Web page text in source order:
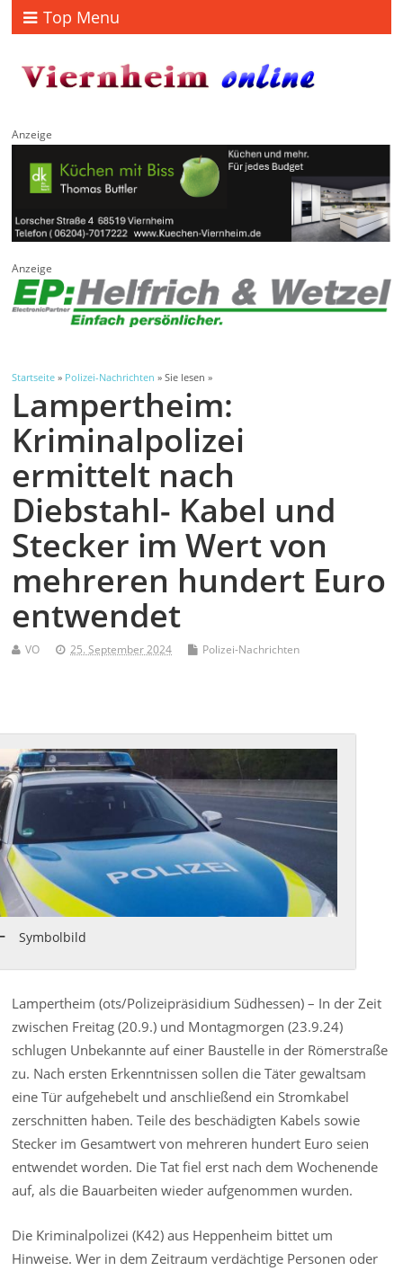
Top Menu
Anzeige
Anzeige
Startseite » Polizei-Nachrichten » Sie lesen »
Lampertheim:
Kriminalpolizei
ermittelt nach
Diebstahl- Kabel und
Stecker im Wert von
mehreren hundert Euro
entwendet
VO 25. September 2024 Polizei-Nachrichten
Symbolbild
Lampertheim (ots/Polizeipräsidium Südhessen) – In der Zeit
zwischen Freitag (20.9.) und Montagmorgen (23.9.24)
schlugen Unbekannte auf einer Baustelle in der Römerstraße
zu. Nach ersten Erkenntnissen sollen die Täter gewaltsam
eine Tür aufgehebelt und anschließend ein Stromkabel
zerschnitten haben. Teile des beschädigten Kabels sowie
Stecker im Gesamtwert von mehreren hundert Euro seien
entwendet worden. Die Tat fiel erst nach dem Wochenende
auf, als die Bauarbeiten wieder aufgenommen wurden.
Die Kriminalpolizei (K42) aus Heppenheim bittet um
Hinweise. Wer in dem Zeitraum verdächtige Personen oder